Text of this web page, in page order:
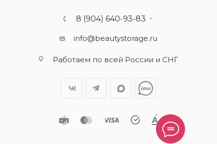
8 (904) 640-93-83
info@beautystorage.ru
Работаем по всей России и СНГ